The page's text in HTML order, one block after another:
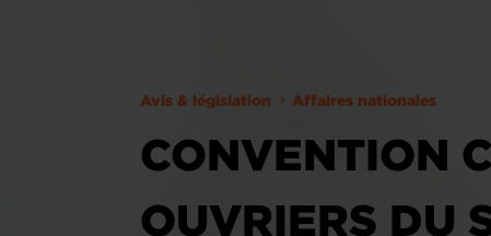
Avis & législation Affaires nationales
CONVENTION
OUVRIERS DU